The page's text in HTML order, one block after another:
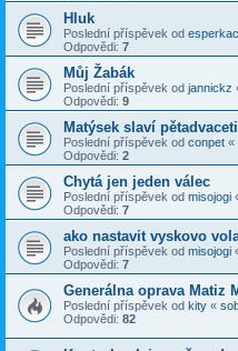
Hluk
Poslední příspěvek od esperkac
Odpovědi: 7
Můj Žabák
Poslední příspěvek od jannickz
Odpovědi: 9
Matýsek slaví
Poslední příspěvek od conpet «
Odpovědi: 2
Chytá jen jeden válec
Poslední příspěvek od misojogi
Odpovědi: 7
ako nastavit vyskovo
Poslední příspěvek od misojogi
Odpovědi: 7
Generálna oprava Matiz
Poslední příspěvek od kity «
Odpovědi: 82